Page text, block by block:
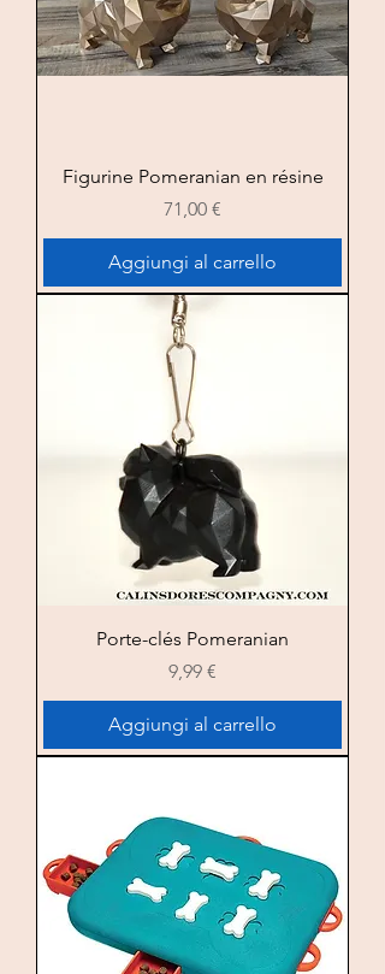
Figurine Pomeranian en résine
Prezzo
71,00 €
Aggiungi al carrello
Porte-clés Pomeranian
Prezzo
9,99 €
Aggiungi al carrello